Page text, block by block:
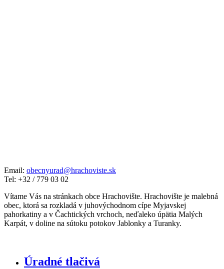
Email: obecnyurad@hrachoviste.sk
Tel: +32 / 779 03 02
Vítame Vás na stránkach obce Hrachovište. Hrachovište je malebná
obec, ktorá sa rozkladá v juhovýchodnom cípe Myjavskej
pahorkatiny a v Čachtických vrchoch, neďaleko úpätia Malých
Karpát, v doline na sútoku potokov Jablonky a Turanky.
Úradné tlačivá